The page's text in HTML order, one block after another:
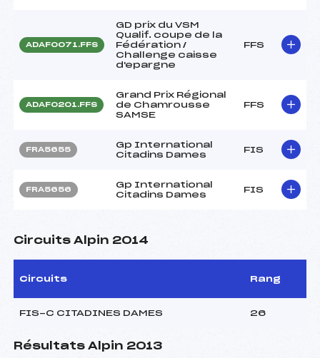
ADAF0071.FFS
GD prix du VSM
Qualif. coupe de la
Fédération /
Challenge caisse
d'epargne
FFS
ADAF0201.FFS
Grand Prix Régional
de Chamrousse
SAMSE
FFS
FRA5655
Gp International
Citadins Dames
FIS
FRA5656
Gp International
Citadins Dames
FIS
Circuits Alpin 2014
Circuits Rang
FIS-C CITADINES DAMES 26
Résultats Alpin 2013